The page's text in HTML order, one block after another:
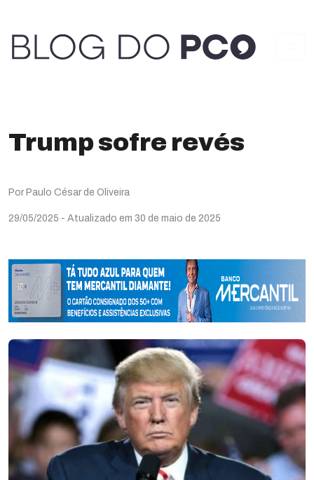
Trump sofre revés
Por Paulo César de Oliveira
29/05/2025 - Atualizado em 30 de maio de 2025